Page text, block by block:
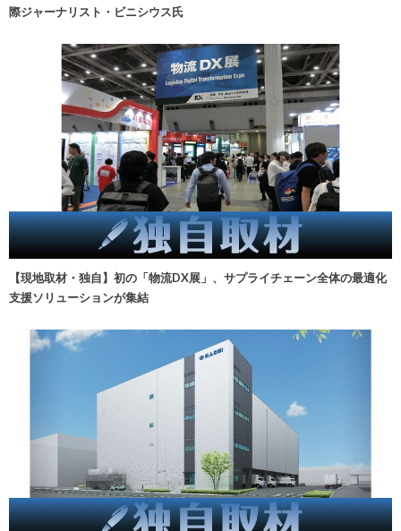
際ジャーナリスト・ビニシウス氏
【現地取材・独自】初の「物流DX展」、サプライチェーン全体の最適化
支援ソリューションが集結